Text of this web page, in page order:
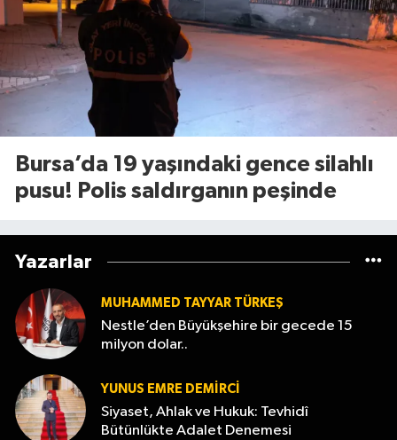
Bursa’da 19 yaşındaki gence silahlı
pusu! Polis saldırganın peşinde
Yazarlar
MUHAMMED TAYYAR TÜRKEŞ
Nestle’den Büyükşehire bir gecede 15
milyon dolar..
YUNUS EMRE DEMIRCI
Siyaset, Ahlak ve Hukuk: Tevhidî
Bütünlükte Adalet Denemesi